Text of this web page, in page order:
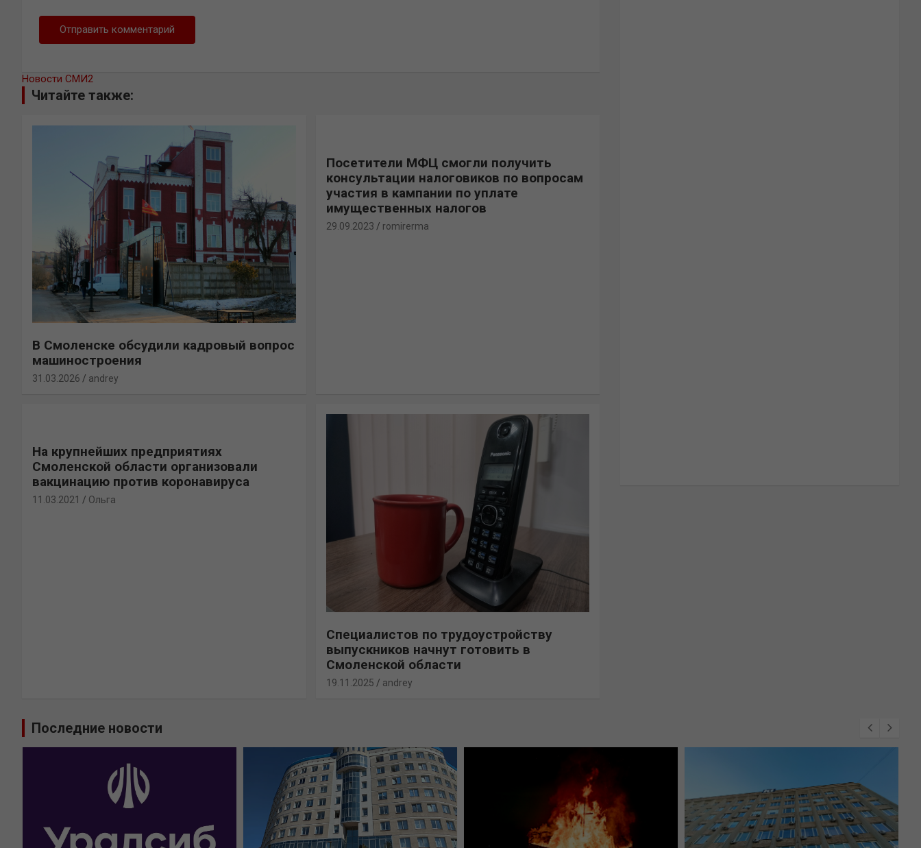
Новости СМИ2
Читайте также:
В Смоленске обсудили кадровый вопрос
машиностроения
31.03.2026 andrey
Посетители МФЦ смогли получить
консультации налоговиков по вопросам
участия в кампании по уплате
имущественных налогов
29.09.2023 romirerma
На крупнейших предприятиях
Смоленской области организовали
вакцинацию против коронавируса
11.03.2021 Ольга
Специалистов по трудоустройству
выпускников начнут готовить в
Смоленской области
19.11.2025 andrey
Последние новости